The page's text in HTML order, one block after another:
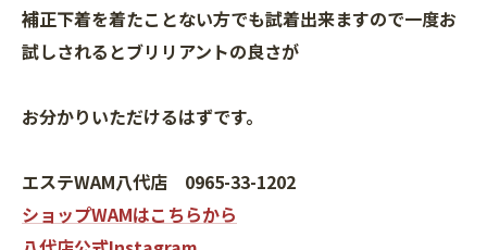
補正下着を着たことない方でも試着出来ますので一度お
試しされるとブリリアントの良さが
お分かりいただけるはずです。
エステWAM八代店 0965-33-1202
ショップWAMはこちらから